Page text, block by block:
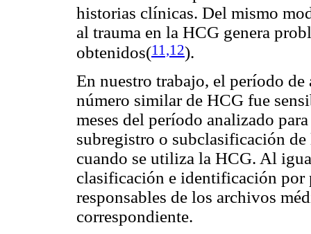
historias clínicas. Del mismo
al trauma en la HCG genera
obtenidos(11,12).
En nuestro trabajo, el período
número similar de HCG fue
meses del período analizado
subregistro o subclasificación
cuando se utiliza la HCG. Al
clasificación e identificación por
responsables de los archivos
correspondiente.